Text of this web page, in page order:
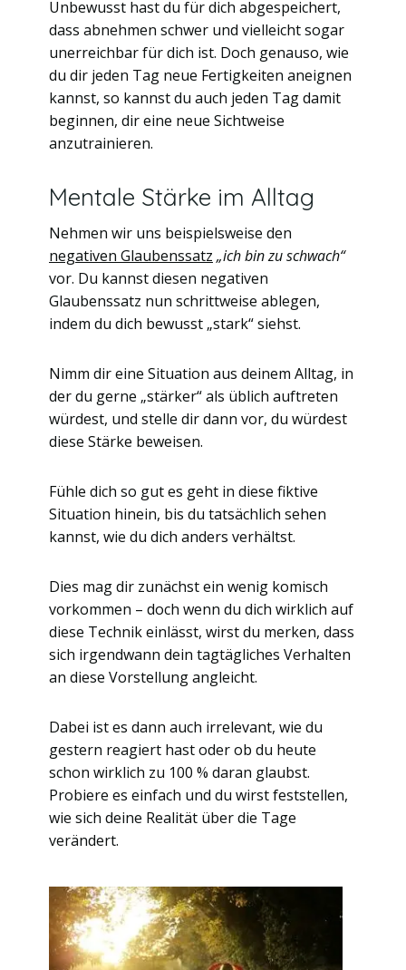
Unbewusst hast du für dich abgespeichert,
dass abnehmen schwer und vielleicht sogar
unerreichbar für dich ist. Doch genauso, wie
du dir jeden Tag neue Fertigkeiten aneignen
kannst, so kannst du auch jeden Tag damit
beginnen, dir eine neue Sichtweise
anzutrainieren.
Mentale Stärke im Alltag
Nehmen wir uns beispielsweise den
negativen Glaubenssatz „ich bin zu schwach“
vor. Du kannst diesen negativen
Glaubenssatz nun schrittweise ablegen,
indem du dich bewusst „stark“ siehst.
Nimm dir eine Situation aus deinem Alltag, in
der du gerne „stärker“ als üblich auftreten
würdest, und stelle dir dann vor, du würdest
diese Stärke beweisen.
Fühle dich so gut es geht in diese fiktive
Situation hinein, bis du tatsächlich sehen
kannst, wie du dich anders verhältst.
Dies mag dir zunächst ein wenig komisch
vorkommen – doch wenn du dich wirklich auf
diese Technik einlässt, wirst du merken, dass
sich irgendwann dein tagtägliches Verhalten
an diese Vorstellung angleicht.
Dabei ist es dann auch irrelevant, wie du
gestern reagiert hast oder ob du heute
schon wirklich zu 100 % daran glaubst.
Probiere es einfach und du wirst feststellen,
wie sich deine Realität über die Tage
verändert.